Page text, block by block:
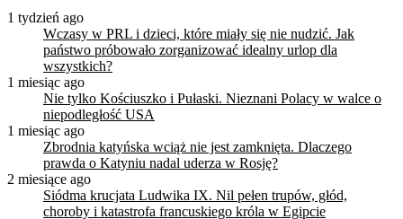
1 tydzień ago
Wczasy w PRL i dzieci, które miały się nie nudzić. Jak
państwo próbowało zorganizować idealny urlop dla
wszystkich?
1 miesiąc ago
Nie tylko Kościuszko i Pułaski. Nieznani Polacy w walce o
niepodległość USA
1 miesiąc ago
Zbrodnia katyńska wciąż nie jest zamknięta. Dlaczego
prawda o Katyniu nadal uderza w Rosję?
2 miesiące ago
Siódma krucjata Ludwika IX. Nil pełen trupów, głód,
choroby i katastrofa francuskiego króla w Egipcie